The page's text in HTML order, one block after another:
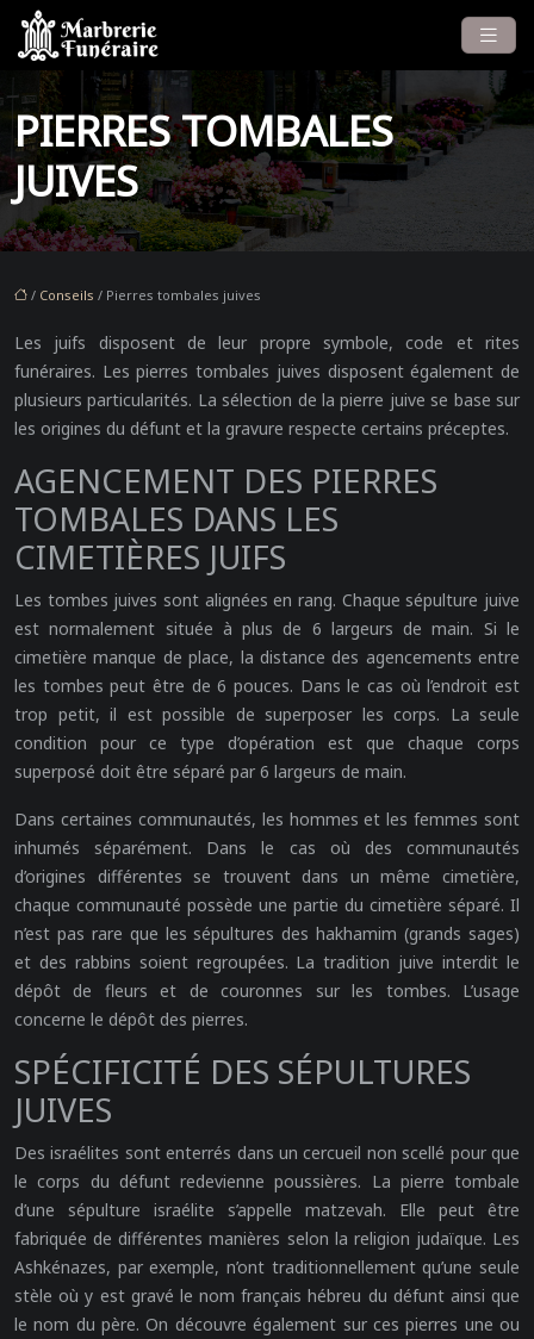
PIERRES TOMBALES
JUIVES
/ Conseils / Pierres tombales juives
Les juifs disposent de leur propre symbole, code et rites
funéraires. Les pierres tombales juives disposent également de
plusieurs particularités. La sélection de la pierre juive se base sur
les origines du défunt et la gravure respecte certains préceptes.
AGENCEMENT DES PIERRES
TOMBALES DANS LES
CIMETIÈRES JUIFS
Les tombes juives sont alignées en rang. Chaque sépulture juive
est normalement située à plus de 6 largeurs de main. Si le
cimetière manque de place, la distance des agencements entre
les tombes peut être de 6 pouces. Dans le cas où l’endroit est
trop petit, il est possible de superposer les corps. La seule
condition pour ce type d’opération est que chaque corps
superposé doit être séparé par 6 largeurs de main.
Dans certaines communautés, les hommes et les femmes sont
inhumés séparément. Dans le cas où des communautés
d’origines différentes se trouvent dans un même cimetière,
chaque communauté possède une partie du cimetière séparé. Il
n’est pas rare que les sépultures des hakhamim (grands sages)
et des rabbins soient regroupées. La tradition juive interdit le
dépôt de fleurs et de couronnes sur les tombes. L’usage
concerne le dépôt des pierres.
SPÉCIFICITÉ DES SÉPULTURES
JUIVES
Des israélites sont enterrés dans un cercueil non scellé pour que
le corps du défunt redevienne poussières. La pierre tombale
d’une sépulture israélite s’appelle matzevah. Elle peut être
fabriquée de différentes manières selon la religion judaïque. Les
Ashkénazes, par exemple, n’ont traditionnellement qu’une seule
stèle où y est gravé le nom français hébreu du défunt ainsi que
le nom du père. On découvre également sur ces pierres une ou